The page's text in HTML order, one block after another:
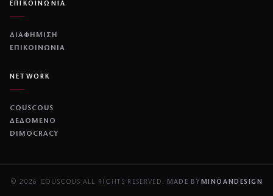
ΕΠΙΚΟΙΝΩΝΙΑ
ΔΙΑΦΗΜΙΣΗ
ΕΠΙΚΟΙΝΩΝΙΑ
NETWORK
COUSCOUS
ΔΕΔΟΜΕΝΟ
DIMOCRACY
© 2026 COUSCOUS ALL RIGHTS RESERVED. MADE BY MINOANDESIGN